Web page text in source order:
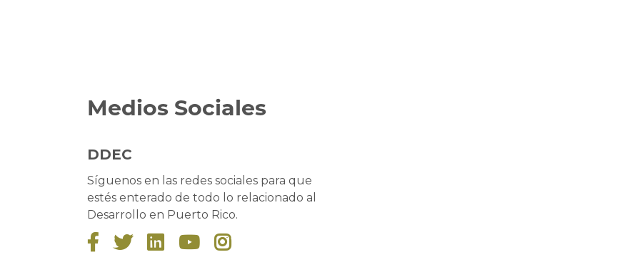
Medios Sociales
DDEC
Síguenos en las redes sociales para que
estés enterado de todo lo relacionado al
Desarrollo en Puerto Rico.
    